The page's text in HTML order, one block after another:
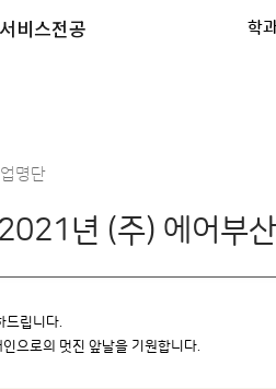
비스전공 학
명단
년 (주) 에어부
드립니다.
으로의 멋진 앞날을 기원합니다.